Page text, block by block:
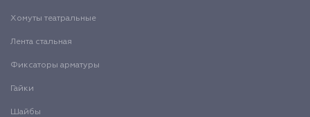
Хомуты театральные
Лента стальная
Фиксаторы арматуры
Гайки
Шайбы